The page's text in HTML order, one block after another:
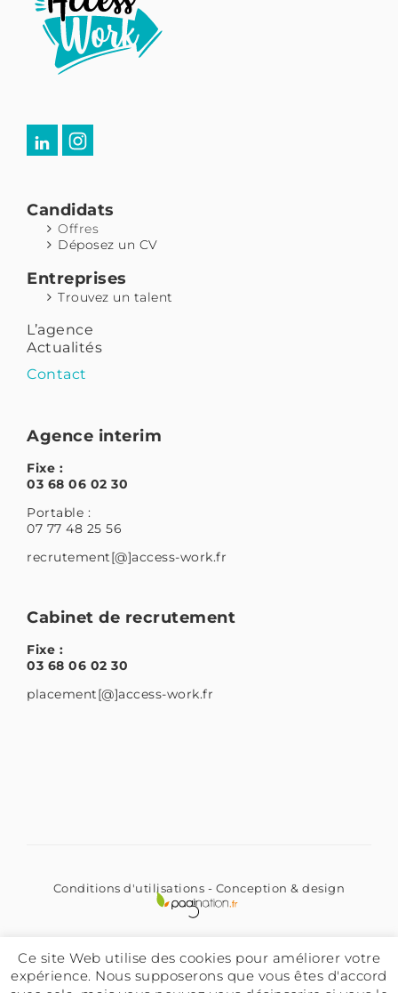
Candidats
Offres
Déposez un CV
Entreprises
Trouvez un talent
L’agence
Actualités
Contact
Agence interim
Fixe :
03 68 06 02 30
Portable :
07 77 48 25 56
recrutement[@]access-work.fr
Cabinet de recrutement
Fixe :
03 68 06 02 30
placement[@]access-work.fr
Conditions d'utilisations - Conception & design
Ce site Web utilise des cookies pour améliorer votre
expérience. Nous supposerons que vous êtes d'accord